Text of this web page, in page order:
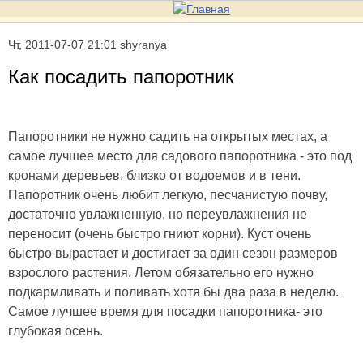
Чт, 2011-07-07 21:01 shyranya
Как посадить папоротник
Папоротники не нужно садить на открытых местах, а
самое лучшее место для садового папоротника - это под
кронами деревьев, близко от водоемов и в тени.
Папоротник очень любит легкую, песчанистую почву,
достаточно увлажненную, но переувлажнения не
переносит (очень быстро гниют корни). Куст очень
быстро вырастает и достигает за один сезон размеров
взрослого растения. Летом обязательно его нужно
подкармливать и поливать хотя бы два раза в неделю.
Самое лучшее время для посадки папоротника- это
глубокая осень.